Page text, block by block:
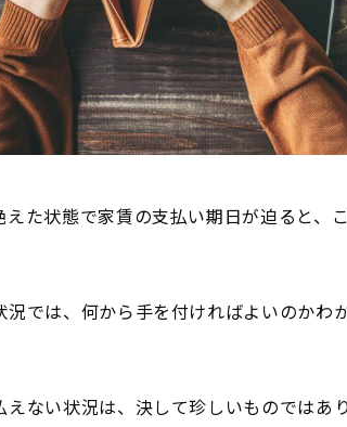
た状態で家賃の支払い期日が迫ると、
では、何から手を付ければよいのかわ
えない状況は、決して珍しいものではあ